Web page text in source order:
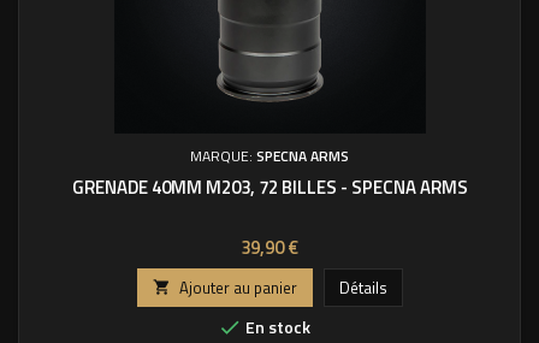
MARQUE: SPECNA ARMS
GRENADE 40MM M203, 72 BILLES - SPECNA ARMS
Prix
39,90 €
 Ajouter au panier
Détails
 En stock